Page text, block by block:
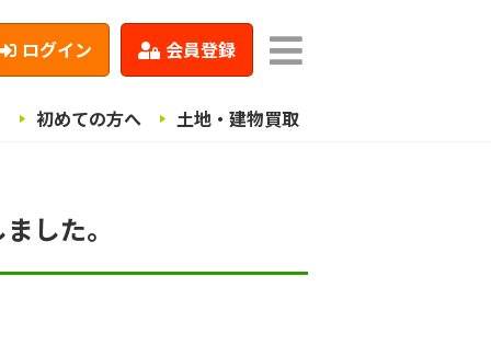
ログイン 会員登録
初めての方へ 土地・建物買取
した。